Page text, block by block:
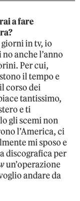
a fare
in tv, io
anche l’anno
Per cui,
il tempo e
corso dei
tantissimo,
e ti
gli scemi non
l’America, ci
mi sposo e
discografica per
un’operazione
andare da